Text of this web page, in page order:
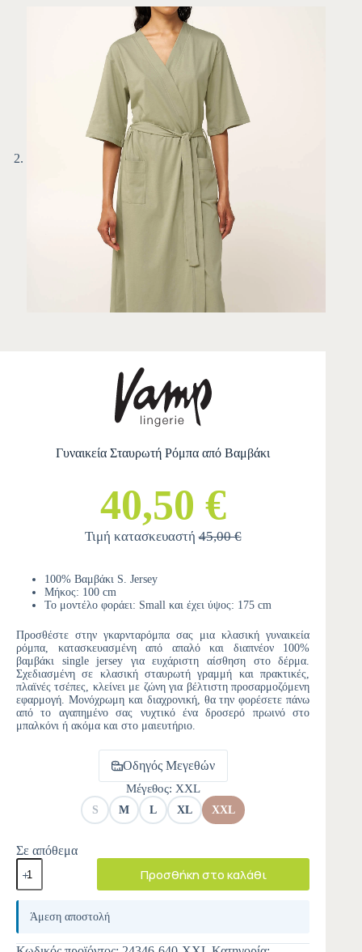
Γυναικεία Σταυρωτή Ρόμπα από Βαμβάκι
40,50 €
Τιμή κατασκευαστή45,00 €
100% Βαμβάκι S. Jersey
Μήκος: 100 cm
Το μοντέλο φοράει: Small και έχει ύψος: 175 cm
Προσθέστε στην γκαρνταρόμπα σας μια κλασική γυναικεία
ρόμπα, κατασκευασμένη από απαλό και διαπνέον 100%
βαμβάκι single jersey για ευχάριστη αίσθηση στο δέρμα.
Σχεδιασμένη σε κλασική σταυρωτή γραμμή και πρακτικές,
πλαϊνές τσέπες, κλείνει με ζώνη για βέλτιστη προσαρμοζόμενη
εφαρμογή. Μονόχρωμη και διαχρονική, θα την φορέσετε πάνω
από το αγαπημένο σας νυχτικό ένα δροσερό πρωινό στο
μπαλκόνι ή ακόμα και στο μαιευτήριο.
Οδηγός Μεγεθών
Μέγεθος: XXL
S M L XL XXL
Σε απόθεμα
Προσθήκη στο καλάθι
A
e
Άμεση αποστολή